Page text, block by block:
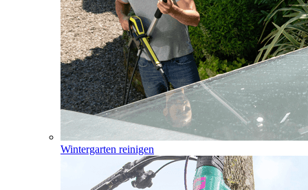
Wintergarten reinigen